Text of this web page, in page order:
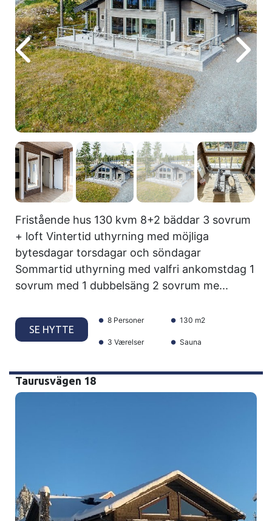
Fristående hus 130 kvm 8+2 bäddar 3 sovrum
+ loft Vintertid uthyrning med möjliga
bytesdagar torsdagar och söndagar
Sommartid uthyrning med valfri ankomstdag 1
sovrum med 1 dubbelsäng 2 sovrum me...
SE HYTTE
8 Personer 130 m2
3 Værelser Sauna
Taurusvägen 18